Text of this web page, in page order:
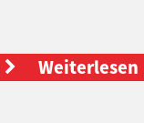
Weiterlesen